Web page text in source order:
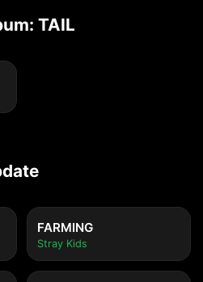
TAIL
FARMING
Stray Kids